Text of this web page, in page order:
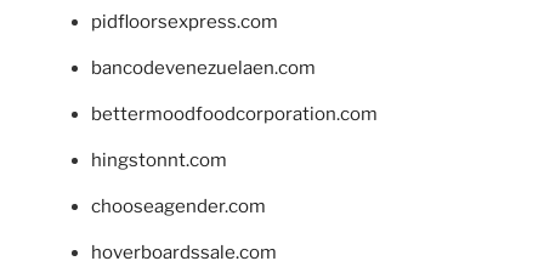
pidfloorsexpress.com
bancodevenezuelaen.com
bettermoodfoodcorporation.com
hingstonnt.com
chooseagender.com
hoverboardssale.com